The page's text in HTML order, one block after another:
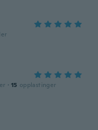
· 15 opplastinger